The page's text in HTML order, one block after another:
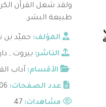
ولقد شغل القرآن
طبيعة البشر.
المؤلف: حميّد بن
الناشر: بيروت.,
الأقسام: آداب
عدد الصفحات:
مشاهدات: